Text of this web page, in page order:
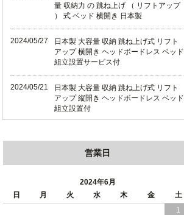
量 収納力 の 跳ね上げ （ リフトアップ
） 式 ベッド 横開き 日本製
2024/05/27
日本製 大容量 収納 跳ね上げ式 リフト
アップ 横開き ヘッドボードレス ベッド
組立設置サービス付
2024/05/21
日本製 大容量 収納 跳ね上げ式 リフト
アップ 縦開き ヘッドボードレス ベッド
組立設置付
ド 組立設置 付き
日本製 収納 跳ね上げ式 リフトアップ
ベッド 縦開き ヘッドボード 組立設置サ
ービス付き
営業日
2024年6月
日
月 火 水 木 金
土
1